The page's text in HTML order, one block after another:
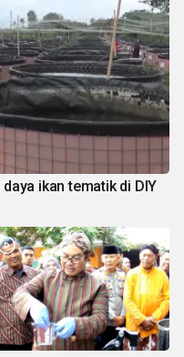
ikan tematik di DIY